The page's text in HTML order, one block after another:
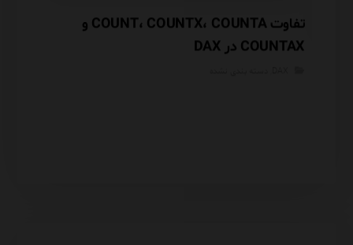
تفاوت COUNT، COUNTX، COUNTA و
COUNTAX در DAX